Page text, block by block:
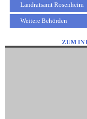
Landratsamt Rosenheim
Weitere Behörden
ZUM